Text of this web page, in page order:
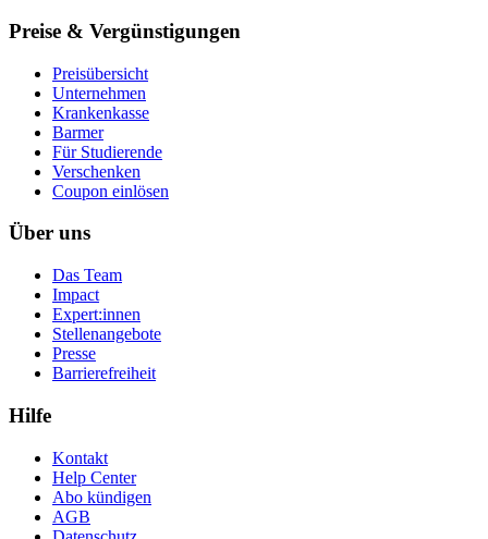
Preise & Vergünstigungen
Preisübersicht
Unternehmen
Krankenkasse
Barmer
Für Studierende
Ver­schen­ken
Coupon einlösen
Über uns
Das Team
Impact
Expert:innen
Stellenangebote
Presse
Barrierefreiheit
Hilfe
Kontakt
Help Center
Abo kündigen
AGB